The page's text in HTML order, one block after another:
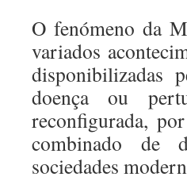
O fenómeno da
variados
disponibilizadas
doença ou
reconfigurada,
combinado de
sociedades